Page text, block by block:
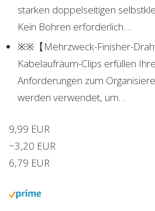
starken doppelseitigen
Kein Bohren erforderlich….
※※【Mehrzweck-Finisher-
Kabelaufräum-Clips erfüllen
Anforderungen zum
werden verwendet, um…
9,99 EUR
−3,20 EUR
6,79 EUR